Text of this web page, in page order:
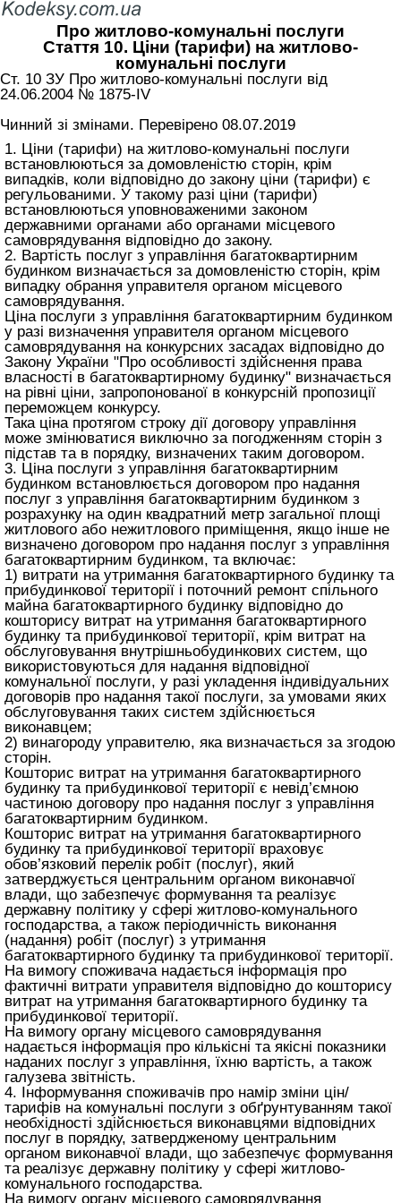
Про житлово-комунальні послуги
Стаття 10. Ціни (тарифи) на житлово-
комунальні послуги
Ст. 10 ЗУ Про житлово-комунальні послуги від
24.06.2004 № 1875-IV
Чинний зі змінами. Перевірено 08.07.2019
1. Ціни (тарифи) на житлово-комунальні послуги
встановлюються за домовленістю сторін, крім
випадків, коли відповідно до закону ціни (тарифи) є
регульованими. У такому разі ціни (тарифи)
встановлюються уповноваженими законом
державними органами або органами місцевого
самоврядування відповідно до закону.
2. Вартість послуг з управління багатоквартирним
будинком визначається за домовленістю сторін, крім
випадку обрання управителя органом місцевого
самоврядування.
Ціна послуги з управління багатоквартирним будинком
у разі визначення управителя органом місцевого
самоврядування на конкурсних засадах відповідно до
Закону України "Про особливості здійснення права
власності в багатоквартирному будинку" визначається
на рівні ціни, запропонованої в конкурсній пропозиції
переможцем конкурсу.
Така ціна протягом строку дії договору управління
може змінюватися виключно за погодженням сторін з
підстав та в порядку, визначених таким договором.
3. Ціна послуги з управління багатоквартирним
будинком встановлюється договором про надання
послуг з управління багатоквартирним будинком з
розрахунку на один квадратний метр загальної площі
житлового або нежитлового приміщення, якщо інше не
визначено договором про надання послуг з управління
багатоквартирним будинком, та включає:
1) витрати на утримання багатоквартирного будинку та
прибудинкової території і поточний ремонт спільного
майна багатоквартирного будинку відповідно до
кошторису витрат на утримання багатоквартирного
будинку та прибудинкової території, крім витрат на
обслуговування внутрішньобудинкових систем, що
використовуються для надання відповідної
комунальної послуги, у разі укладення індивідуальних
договорів про надання такої послуги, за умовами яких
обслуговування таких систем здійснюється
виконавцем;
2) винагороду управителю, яка визначається за згодою
сторін.
Кошторис витрат на утримання багатоквартирного
будинку та прибудинкової території є невід’ємною
частиною договору про надання послуг з управління
багатоквартирним будинком.
Кошторис витрат на утримання багатоквартирного
будинку та прибудинкової території враховує
обов’язковий перелік робіт (послуг), який
затверджується центральним органом виконавчої
влади, що забезпечує формування та реалізує
державну політику у сфері житлово-комунального
господарства, а також періодичність виконання
(надання) робіт (послуг) з утримання
багатоквартирного будинку та прибудинкової території.
На вимогу споживача надається інформація про
фактичні витрати управителя відповідно до кошторису
витрат на утримання багатоквартирного будинку та
прибудинкової території.
На вимогу органу місцевого самоврядування
надається інформація про кількісні та якісні показники
наданих послуг з управління, їхню вартість, а також
галузева звітність.
4. Інформування споживачів про намір зміни цін/
тарифів на комунальні послуги з обґрунтуванням такої
необхідності здійснюється виконавцями відповідних
послуг в порядку, затвердженому центральним
органом виконавчої влади, що забезпечує формування
та реалізує державну політику у сфері житлово-
комунального господарства.
На вимогу органу місцевого самоврядування